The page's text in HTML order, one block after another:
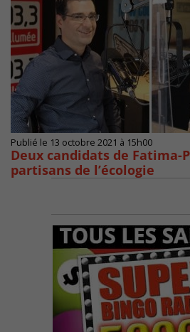
Publié le 13 octobre 2021 à 15h00
Deux candidats de Fatima-
partisans de l’écologie